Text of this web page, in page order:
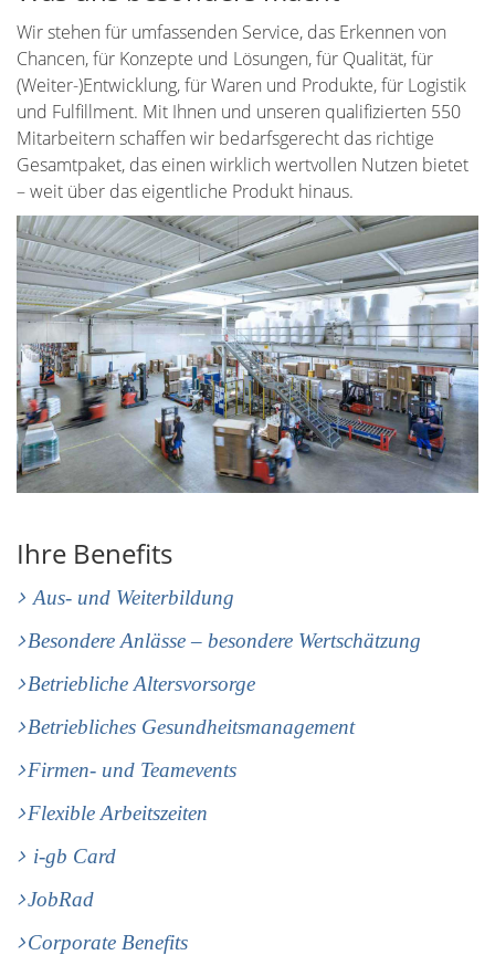
Wir stehen für umfassenden Service, das Erkennen von
Chancen, für Konzepte und Lösungen, für Qualität, für
(Weiter-)Entwicklung, für Waren und Produkte, für Logistik
und Fulfillment. Mit Ihnen und unseren qualifizierten 550
Mitarbeitern schaffen wir bedarfsgerecht das richtige
Gesamtpaket, das einen wirklich wertvollen Nutzen bietet
– weit über das eigentliche Produkt hinaus.
Ihre Benefits
Aus- und Weiterbildung
Besondere Anlässe – besondere Wertschätzung
Betriebliche Altersvorsorge
Betriebliches Gesundheitsmanagement
Firmen- und Teamevents
Flexible Arbeitszeiten
i-gb Card
JobRad
Corporate Benefits